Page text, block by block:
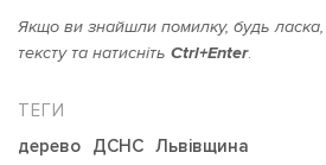
Якщо ви знайшли помилку, будь ласка,
тексту та натисніть Ctrl+Enter.
дерево ДСНС Львівщина